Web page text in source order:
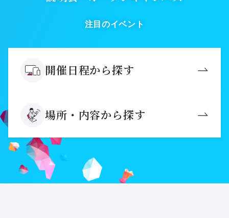
注目のイベント
開催日程から探す
場所・内容から探す